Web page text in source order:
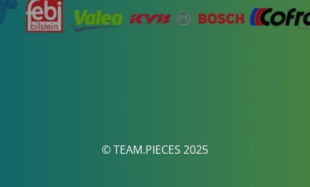
© TEAM.PIECES 2025